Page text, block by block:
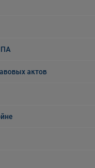
актов